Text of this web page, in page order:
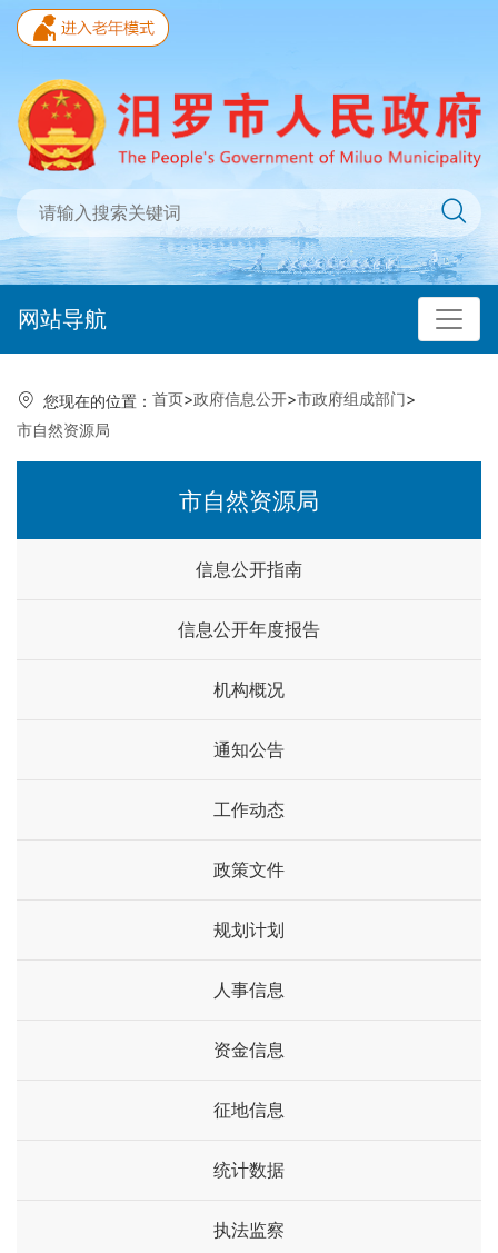
网站导航
您现在的位置： 首页>政府信息公开>市政府组成部门>
市自然资源局
市自然资源局
信息公开指南
信息公开年度报告
机构概况
通知公告
工作动态
政策文件
规划计划
人事信息
资金信息
征地信息
统计数据
执法监察